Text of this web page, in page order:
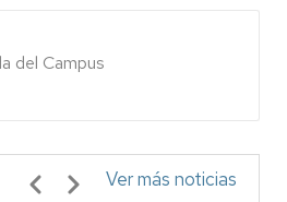
del Campus
Paginación Ver más noticias